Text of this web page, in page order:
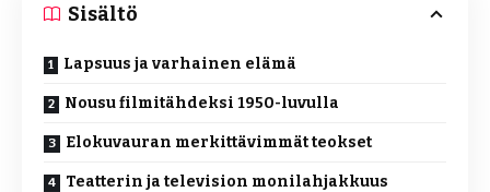
Sisältö
Lapsuus ja varhainen elämä
Nousu filmitähdeksi 1950-luvulla
Elokuvauran merkittävimmät teokset
Teatterin ja television monilahjakkuus